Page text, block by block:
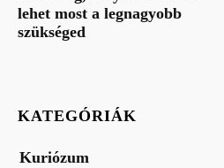
lehet most a legnagyobb
szükséged
KATEGÓRIÁK
Kuriózum